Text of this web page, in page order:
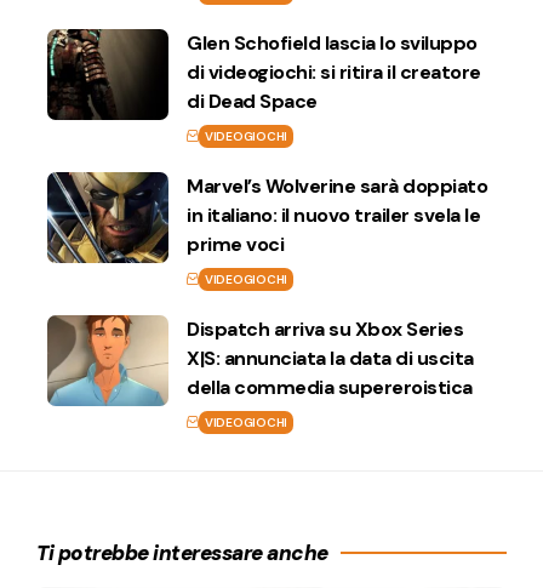
Glen Schofield lascia lo sviluppo
di videogiochi: si ritira il creatore
di Dead Space
VIDEOGIOCHI
Marvel’s Wolverine sarà doppiato
in italiano: il nuovo trailer svela le
prime voci
VIDEOGIOCHI
Dispatch arriva su Xbox Series
X|S: annunciata la data di uscita
della commedia supereroistica
VIDEOGIOCHI
Ti potrebbe interessare anche